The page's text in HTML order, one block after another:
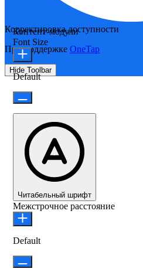
Корректировка доступности
При поддержке OneTap
Hide Toolbar
Контент-модули
Font Size
Default
Читабельный шрифт
Межстрочное расстояние
Default